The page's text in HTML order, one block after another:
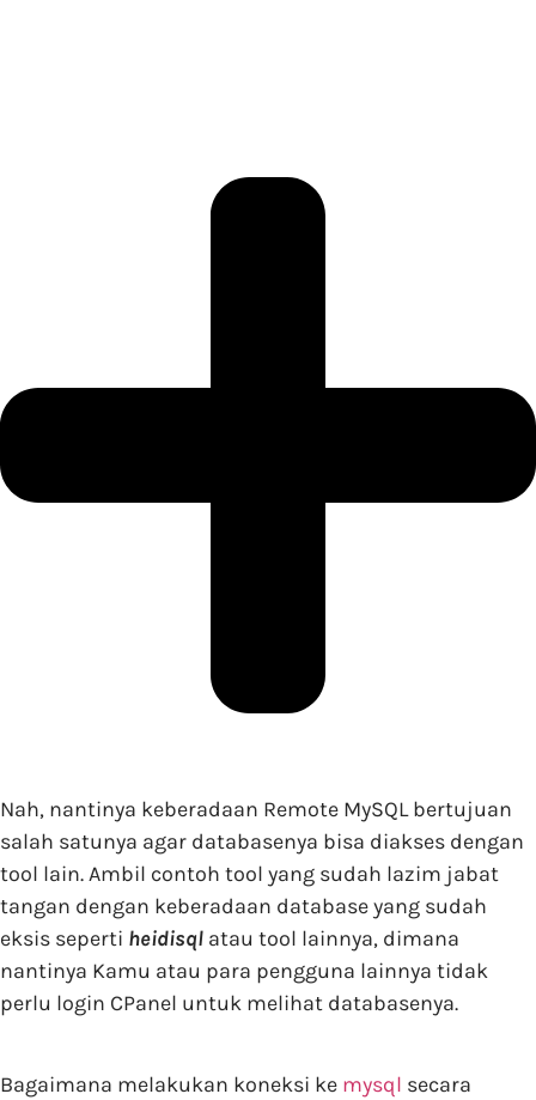
Nah, nantinya keberadaan Remote MySQL bertujuan
salah satunya agar databasenya bisa diakses dengan
tool lain. Ambil contoh tool yang sudah lazim jabat
tangan dengan keberadaan database yang sudah
eksis seperti heidisql atau tool lainnya, dimana
nantinya Kamu atau para pengguna lainnya tidak
perlu login CPanel untuk melihat databasenya.
Bagaimana melakukan koneksi ke mysql secara